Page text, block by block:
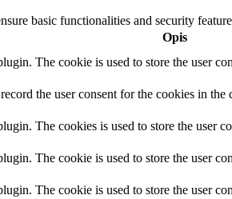
basic functionalities and security
Opis
The cookie is used to store the user
the user consent for the cookies in
The cookies is used to store the user
The cookie is used to store the user
The cookie is used to store the user